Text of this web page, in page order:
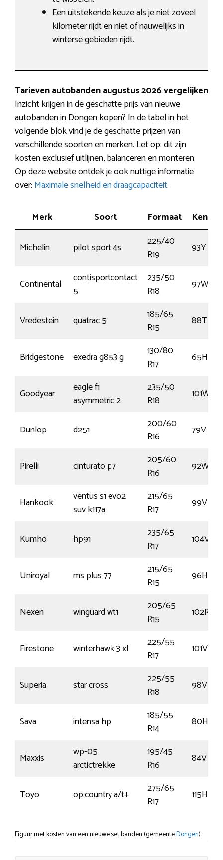
Een uitstekende keuze als je niet zoveel
kilometer rijdt en niet of nauwelijks in
winterse gebieden rijdt.
Tarieven autobanden augustus 2026 vergelijken
Inzicht krijgen in de geschatte prijs van nieuwe
autobanden in Dongen kopen? In de tabel in het
volgende blok vind je de geschatte prijzen van
verschillende soorten en merken. Let op: dit zijn
kosten exclusief uitlijnen, balanceren en monteren.
Op deze website ontdek je ook nuttige informatie
over: Maximale snelheid en draagcapaciteit.
Merk Soort Formaat
Michelin pilot sport 4s
225/40
R19
93Y
Continental
contisportcontact
5
235/50
R18
97W
Vredestein quatrac 5
185/65
R15
88T
Bridgestone exedra g853 g
130/80
R17
65H
Goodyear
eagle f1
asymmetric 2
235/50
R18
101W
Dunlop d251
200/60
R16
79V
Pirelli cinturato p7
205/60
R16
92W
Hankook
ventus s1 evo2
suv k117a
215/65
R17
99V
Kumho hp91
235/65
R17
104V
Uniroyal ms plus 77
215/65
R15
96H
Nexen winguard wt1
205/65
R15
102R
Firestone winterhawk 3 xl
225/55
R17
101V
Superia star cross
225/55
R18
98V
Sava intensa hp
185/55
R14
80H
Maxxis
wp-05
arctictrekke
195/45
R16
84V
Toyo op.country a/t+
275/65
R17
115H
Figuur met kosten van een nieuwe set banden (gemeenteDongen).